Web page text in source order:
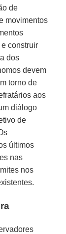
de
movimentos
construir
dos
devem
torno de
aos
diálogo
de
últimos
nas
nos